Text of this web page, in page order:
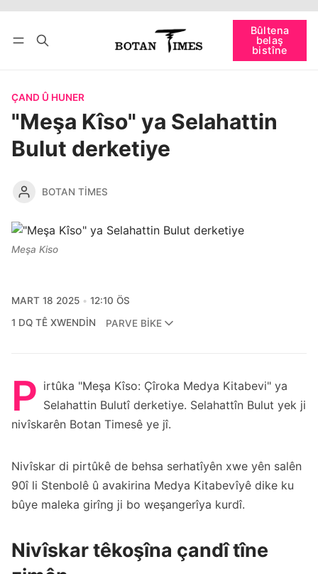
Bûltena
belaş
bistîne
bişopîne
ÇAND Û HUNER
"Meşa Kîso" ya Selahattin
Bulut derketiye
BOTAN TIMES
Meşa Kiso
MART 18 2025
12:10 ÖS
1 DQ TÊ XWENDIN
PARVE BIKE
P irtûka "Meşa Kîso: Çîroka Medya Kitabevi" ya
Selahattin Bulutî derketiye. Selahattîn Bulut yek ji
nivîskarên Botan Timesê ye jî.
Nivîskar di pirtûkê de behsa serhatîyên xwe yên salên
90î li Stenbolê û avakirina Medya Kitabevîyê dike ku
bûye maleka girîng ji bo weşangerîya kurdî.
Nivîskar têkoşîna çandî tîne